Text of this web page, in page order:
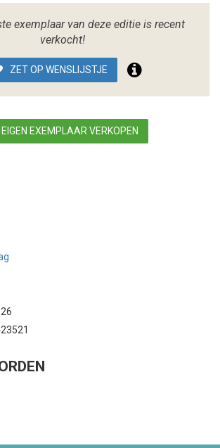
exemplaar van deze editie is recent
verkocht!
ZET OP WENSLIJSTJE
EIGEN EXEMPLAAR VERKOPEN